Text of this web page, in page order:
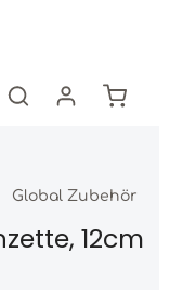
Global Zubehör
12cm